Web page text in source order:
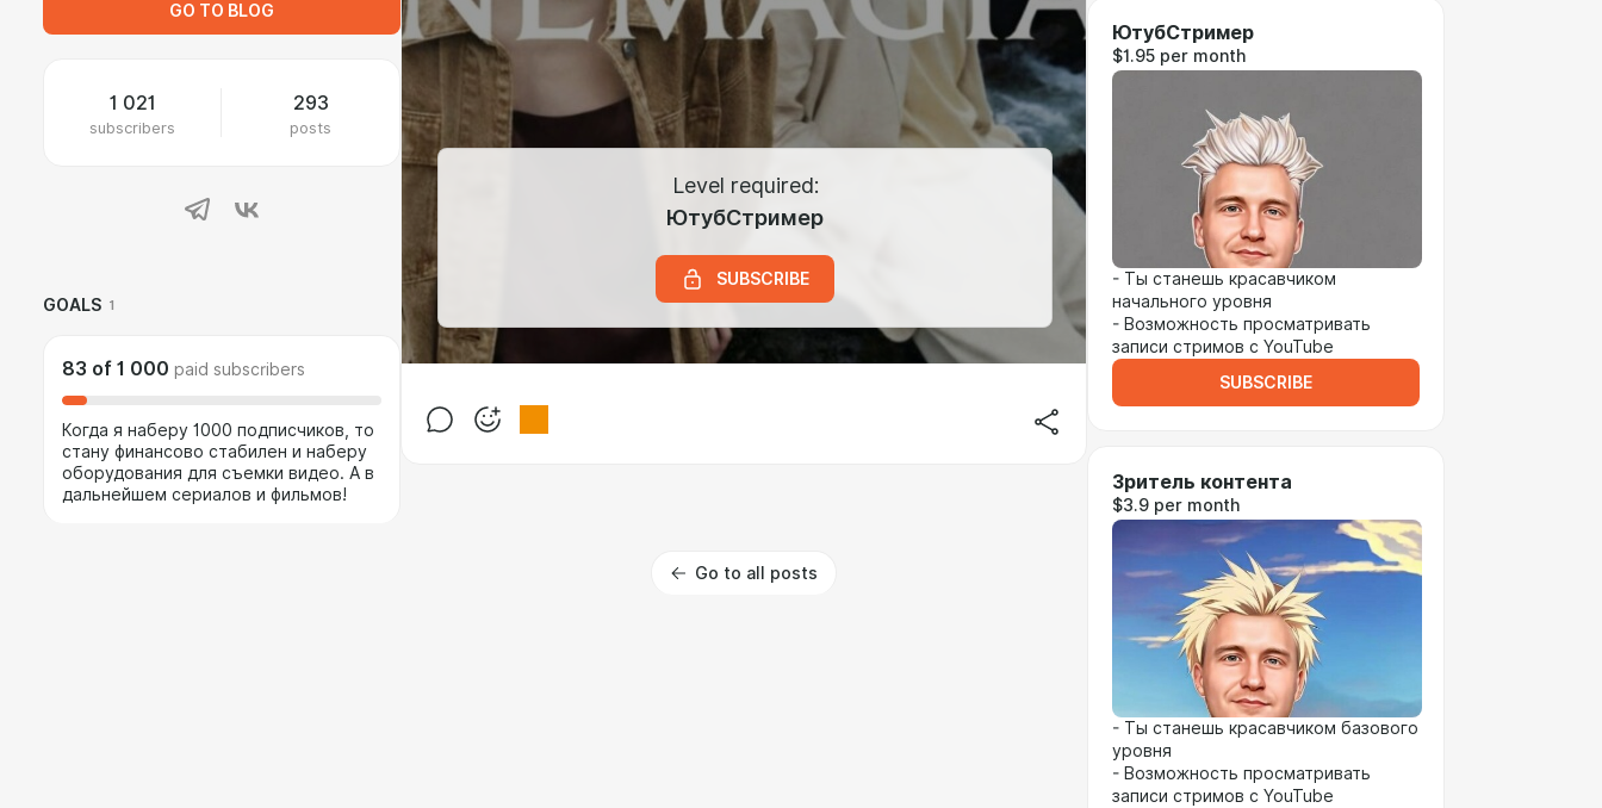
GO TO BLOG
1 021
subscribers
293
posts
GOALS 1
83 of 1 000 paid subscribers
Когда я наберу 1000 подписчиков, то
стану финансово стабилен и наберу
оборудования для съемки видео. А в
дальнейшем сериалов и фильмов!
Level required:
ЮтубСтример
SUBSCRIBE
Go to all posts
ЮтубСтример
$1.95 per month
- Ты станешь красавчиком
начального уровня
- Возможность просматривать
записи стримов с YouTube
SUBSCRIBE
Зритель контента
$3.9 per month
- Ты станешь красавчиком базового
уровня
- Возможность просматривать
записи стримов с YouTube